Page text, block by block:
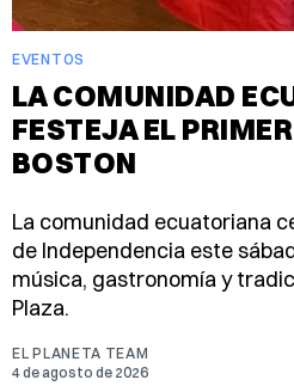
EVENTOS
LA COMUNIDAD
FESTEJA EL
BOSTON
La comunidad ecuatoriana
de Independencia este
música, gastronomía y
Plaza.
EL PLANETA TEAM
4 de agosto de 2026